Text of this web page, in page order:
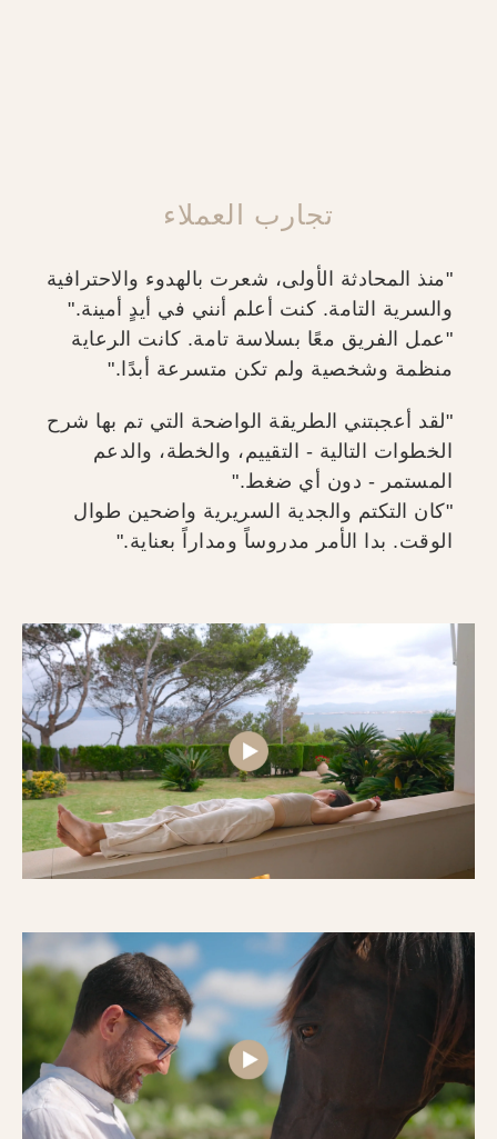
تجارب العملاء
"منذ المحادثة الأولى، شعرت بالهدوء والاحترافية
والسرية التامة. كنت أعلم أنني في أيدٍ أمينة."
"عمل الفريق معًا بسلاسة تامة. كانت الرعاية
منظمة وشخصية ولم تكن متسرعة أبدًا."
"لقد أعجبتني الطريقة الواضحة التي تم بها شرح
الخطوات التالية - التقييم، والخطة، والدعم
المستمر - دون أي ضغط."
"كان التكتم والجدية السريرية واضحين طوال
الوقت. بدا الأمر مدروساً ومداراً بعناية."